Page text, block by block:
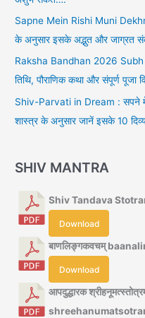
Sapne Mein Rishi Muni
के अनुसार इसके अद्भुत और जाग्रत
Raksha Bandhan 2026 Subh
तिथि, पौराणिक कथा और संपूर्ण पूजा
Shiv-Parvati in Dream : सपने में
शास्त्र के अनुसार जानें इसके 10
SHIV MANTRA
Shiv Tandava Stotram
Download
बाणलिङ्गकवचम्
Download
आपदुद्धारक